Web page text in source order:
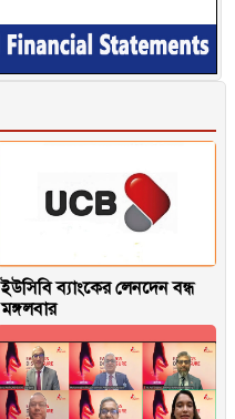
ইউসিবি ব্যাংকের লেনদেন বন্ধ
মঙ্গলবার